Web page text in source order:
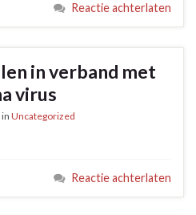
Reactie achterlaten
in verband met
virus
in Uncategorized
Reactie achterlaten